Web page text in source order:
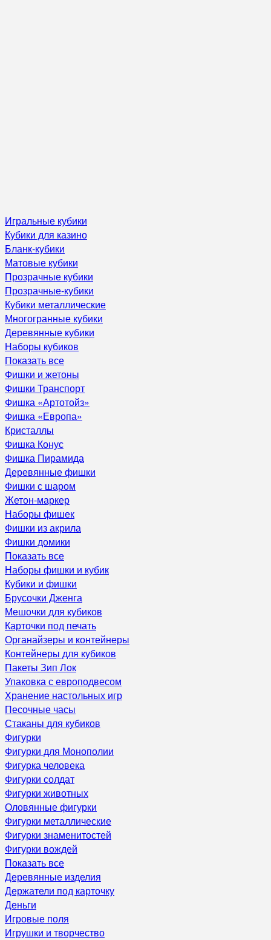
Игральные кубики
Кубики для казино
Бланк-кубики
Матовые кубики
Прозрачные кубики
Прозрачные-кубики
Кубики металлические
Многогранные кубики
Деревянные кубики
Наборы кубиков
Показать все
Фишки и жетоны
Фишки Транспорт
Фишка «Артотойз»
Фишка «Европа»
Кристаллы
Фишка Конус
Фишка Пирамида
Деревянные фишки
Фишки с шаром
Жетон-маркер
Наборы фишек
Фишки из акрила
Фишки домики
Показать все
Наборы фишки и кубик
Кубики и фишки
Брусочки Дженга
Мешочки для кубиков
Карточки под печать
Органайзеры и контейнеры
Контейнеры для кубиков
Пакеты Зип Лок
Упаковка с европодвесом
Хранение настольных игр
Песочные часы
Стаканы для кубиков
Фигурки
Фигурки для Монополии
Фигурка человека
Фигурки солдат
Фигурки животных
Оловянные фигурки
Фигурки металлические
Фигурки знаменитостей
Фигурки вождей
Показать все
Деревянные изделия
Держатели под карточку
Деньги
Игровые поля
Игрушки и творчество